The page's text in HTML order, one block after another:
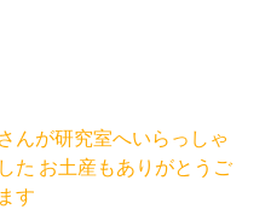
んが研究室へいらっしゃ
た お土産もありがとうご
す